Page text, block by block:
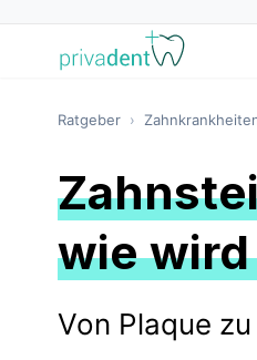
Ratgeber ›
wie
Von Plaque